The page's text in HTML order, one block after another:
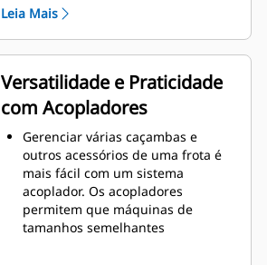
laterais da caçamba mantêm a
alta resistência, especialmente em
áreas que se desgastam muito
Proteja as áreas de grande
desgaste da caçamba que têm
contato com a maioria dos
materiais com as Ferramentas de
Penetração no Solo (GET, Ground
Engaging Tools) Cat
Obtenha maior produção em
aplicações complexas, penetração
mais fácil em pilhas e tempos de
ciclo mais rápidos com a GET Cat
Advansys™
Leia Mais
Versatilidade e Praticidade
com Acopladores
Gerenciar várias caçambas e
outros acessórios de uma frota é
mais fácil com um sistema
acoplador. Os acopladores
permitem que máquinas de
tamanhos semelhantes